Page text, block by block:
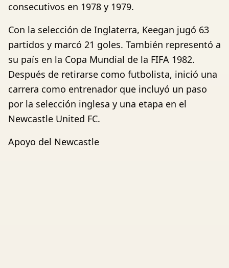
consecutivos en 1978 y 1979.
Con la selección de Inglaterra, Keegan jugó 63
partidos y marcó 21 goles. También representó a
su país en la Copa Mundial de la FIFA 1982.
Después de retirarse como futbolista, inició una
carrera como entrenador que incluyó un paso
por la selección inglesa y una etapa en el
Newcastle United FC.
Apoyo del Newcastle